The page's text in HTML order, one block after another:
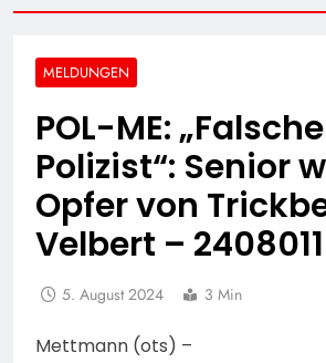
MELDUNGEN
POL-ME:
Polizist“: Senior
Opfer von
Velbert – 2408011
5. August 2024 3 Min
Mettmann (ots) –